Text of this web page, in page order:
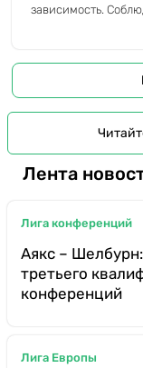
зависимость.
Лента
Лига конференций
Аякс –
третьего
конференций
Лига Европы